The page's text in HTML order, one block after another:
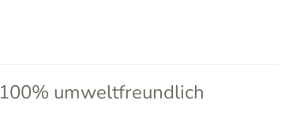
100% umweltfreundlich